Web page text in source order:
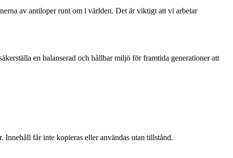
av antiloper runt om i världen. Det är viktigt att vi arbetar
en balanserad och hållbar miljö för framtida generationer att
får inte kopieras eller användas utan tillstånd.